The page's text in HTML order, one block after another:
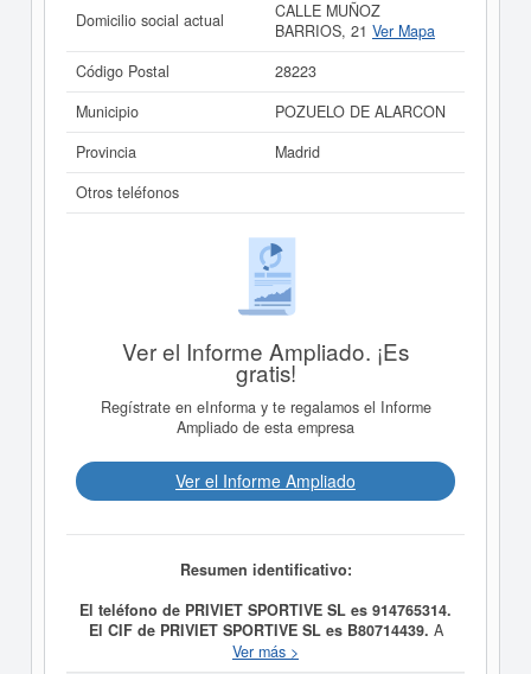
Domicilio social actual
CALLE MUÑOZ
BARRIOS, 21 Ver Mapa
Código Postal
28223
Municipio
POZUELO DE ALARCON
Provincia
Madrid
Otros teléfonos
Ver el Informe Ampliado. ¡Es
gratis!
Regístrate en eInforma y te regalamos el Informe
Ampliado de esta empresa
Ver el Informe Ampliado
Resumen identificativo:
El teléfono de PRIVIET SPORTIVE SL es 914765314.
El CIF de PRIVIET SPORTIVE SL es B80714439. A
día 15/10/1993, la empresaPRIVIET SPORTIVE SL
Ver más >